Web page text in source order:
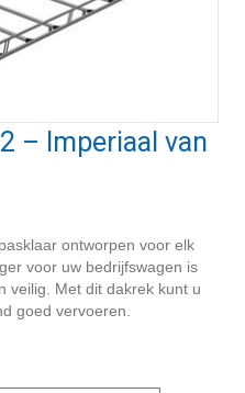
– Imperiaal van
ontworpen voor elk
voor uw bedrijfswagen is
veilig. Met dit dakrek kunt u
goed vervoeren.